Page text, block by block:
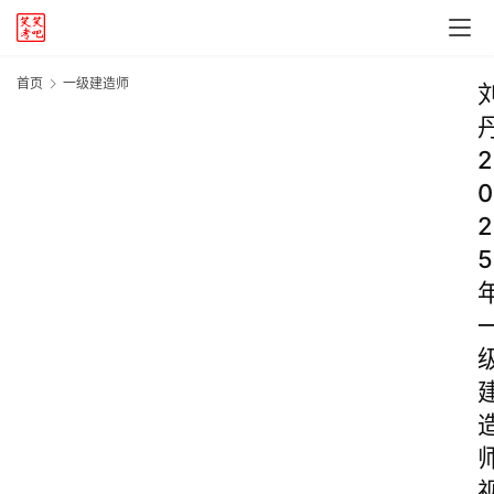
首页 一级建造师
2
0
2
5